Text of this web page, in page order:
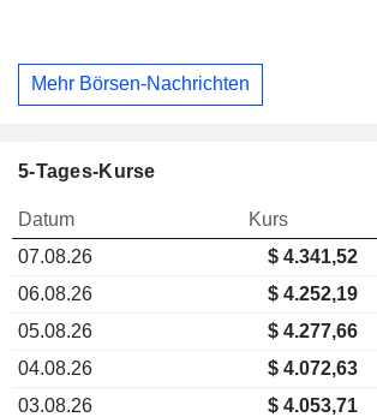
Mehr Börsen-Nachrichten
5-Tages-Kurse
Datum Kurs
07.08.26
$ 4.341,52
06.08.26
$ 4.252,19
05.08.26
$ 4.277,66
04.08.26
$ 4.072,63
03.08.26
$ 4.053,71